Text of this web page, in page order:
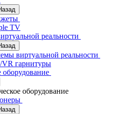
TV
реальности
виртуальной реальности
VR гарнитуры
оборудование
оборудование